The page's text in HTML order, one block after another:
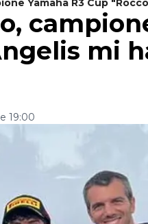
Yamaha R3 Cup
mi
19:00